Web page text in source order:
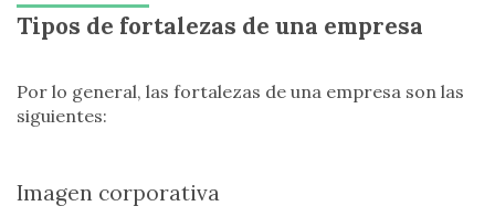
Tipos de fortalezas de una empresa
Por lo general, las fortalezas de una empresa son las
siguientes:
Imagen corporativa